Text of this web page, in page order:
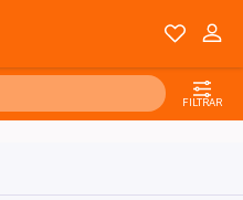
FILTRAR